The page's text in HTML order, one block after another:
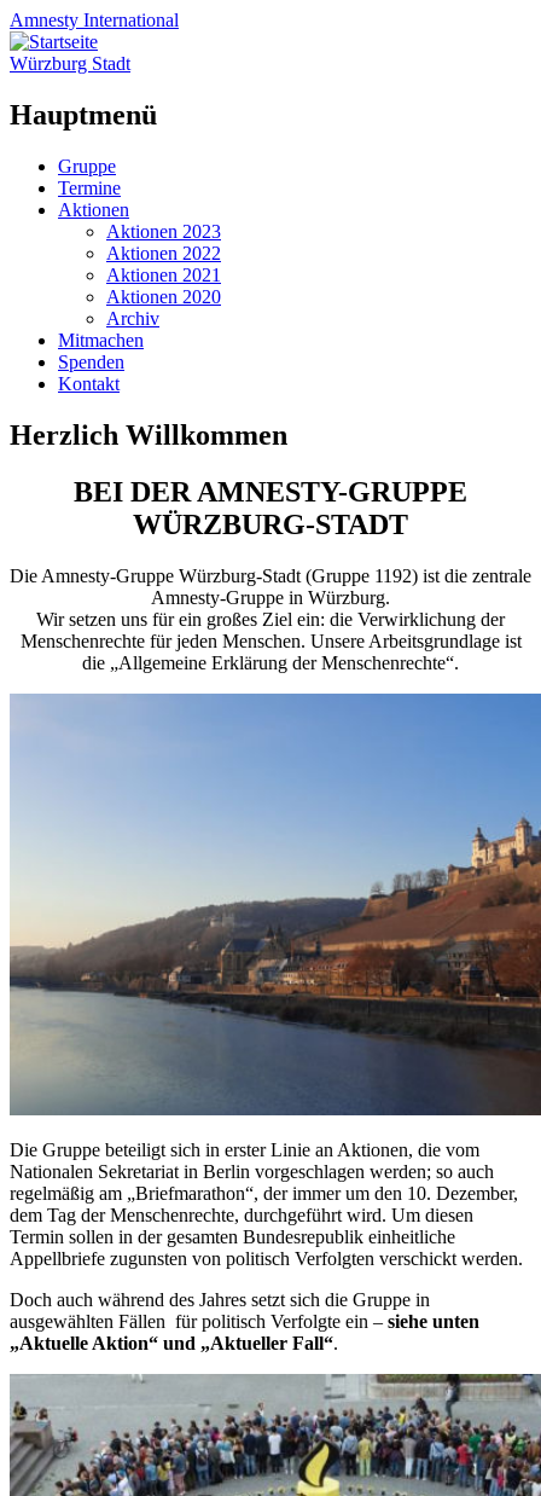
Amnesty International
Würzburg Stadt
Hauptmenü
Zum
Inhalt
springen
Gruppe
Termine
Aktionen
Aktionen 2023
Aktionen 2022
Aktionen 2021
Aktionen 2020
Archiv
Mitmachen
Spenden
Kontakt
Herzlich Willkommen
BEI DER AMNESTY-GRUPPE
WÜRZBURG-STADT
Die Amnesty-Gruppe Würzburg-Stadt (Gruppe 1192) ist die zentrale
Amnesty-Gruppe in Würzburg.
Wir setzen uns für ein großes Ziel ein: die Verwirklichung der
Menschenrechte für jeden Menschen. Unsere Arbeitsgrundlage ist
die „Allgemeine Erklärung der Menschenrechte“.
Die Gruppe beteiligt sich in erster Linie an Aktionen, die vom
Nationalen Sekretariat in Berlin vorgeschlagen werden; so auch
regelmäßig am „Briefmarathon“, der immer um den 10. Dezember,
dem Tag der Menschenrechte, durchgeführt wird. Um diesen
Termin sollen in der gesamten Bundesrepublik einheitliche
Appellbriefe zugunsten von politisch Verfolgten verschickt werden.
Doch auch während des Jahres setzt sich die Gruppe in
ausgewählten Fällen für politisch Verfolgte ein – siehe unten
„Aktuelle Aktion“ und „Aktueller Fall“.